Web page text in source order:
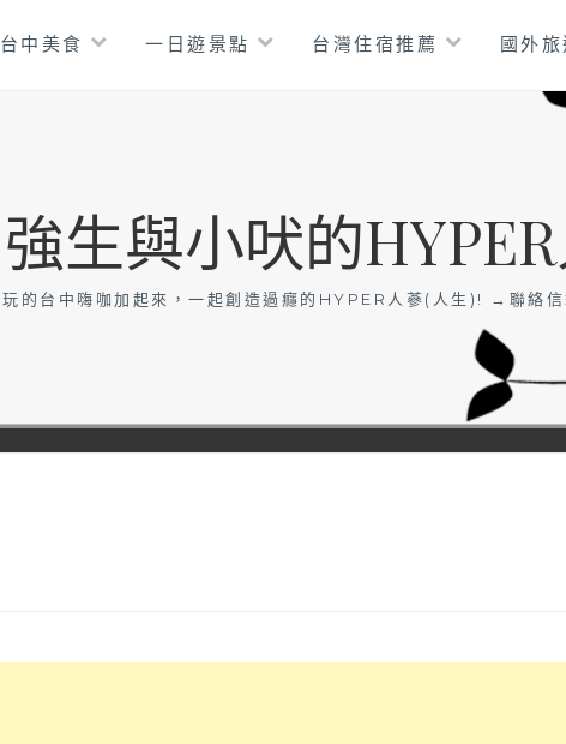
台中美食 一日遊景點 台灣住宿推薦 國外旅
強生與小吠的
的台中嗨咖加起來，一起創造過癮的HYPER人蔘(人生)! →聯絡信